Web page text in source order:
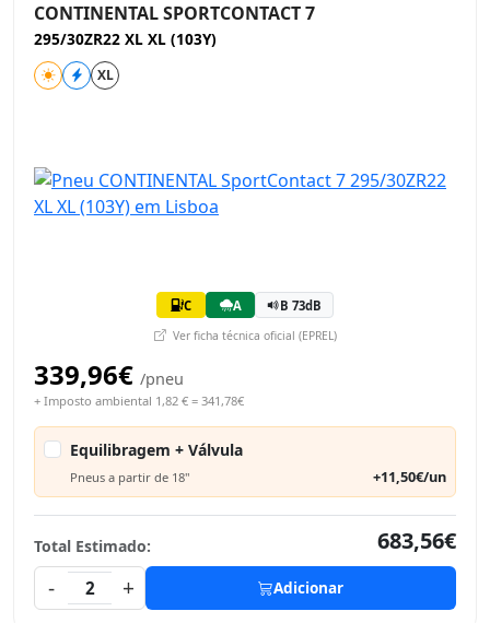
CONTINENTAL SPORTCONTACT 7
295/30ZR22 XL XL (103Y)
XL
C A B 73dB
Ver ficha técnica oficial (EPREL)
339,96€ /pneu
+ Imposto ambiental 1,82 € = 341,78€
Equilibragem + Válvula
Pneus a partir de 18" +11,50€/un
Total Estimado:
683,56€
-
2 + Adicionar